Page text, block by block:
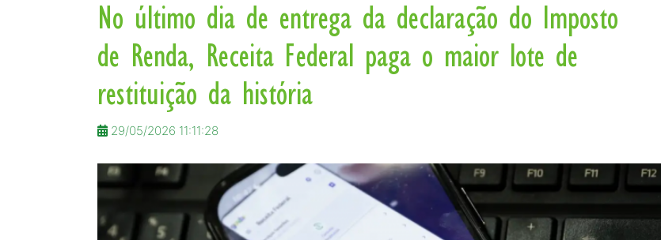
No último dia de entrega da declaração do Imposto
de Renda, Receita Federal paga o maior lote de
restituição da história
29/05/2026 11:11:28